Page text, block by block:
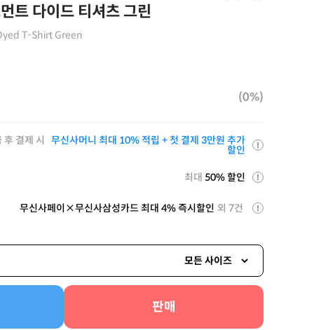
트 다이드 티셔츠 그린
T-Shirt Green
(0%)
후 결제 시 무신사머니 최대 10% 적립 + 첫 결제 3만원 추가
할인
최대 50% 할인
무신사페이×무신사삼성카드 최대 4% 즉시할인 외 7건
모든 사이즈
판매